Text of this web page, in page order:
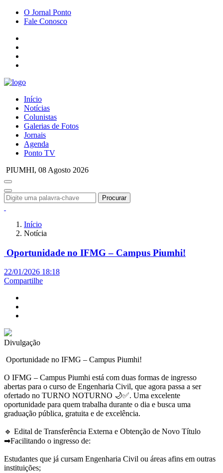
O Jornal Ponto
Fale Conosco
Início
Notícias
Colunistas
Galerias de Fotos
Jornais
Agenda
Ponto TV
PIUMHI, 08 Agosto 2026
Procurar
Início
Notícia
Oportunidade no IFMG – Campus Piumhi!
22/01/2026 18:18
Compartilhe
Divulgação
Oportunidade no IFMG – Campus Piumhi!
O IFMG – Campus Piumhi está com duas formas de ingresso
abertas para o curso de Engenharia Civil, que agora passa a ser
ofertado no TURNO NOTURNO 🌙✅. Uma excelente
oportunidade para quem trabalha durante o dia e busca uma
graduação pública, gratuita e de excelência.
🔹 Edital de Transferência Externa e Obtenção de Novo Título
➡Facilitando o ingresso de:
Estudantes que já cursam Engenharia Civil ou áreas afins em outras
instituições;